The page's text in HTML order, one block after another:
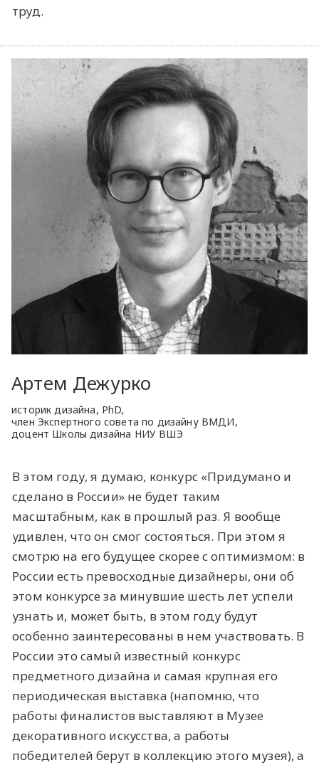
труд.
Артем Дежурко
историк дизайна, PhD,
член Экспертного совета по дизайну ВМДИ,
доцент Школы дизайна НИУ ВШЭ
В этом году, я думаю, конкурс «Придумано и
сделано в России» не будет таким
масштабным, как в прошлый раз. Я вообще
удивлен, что он смог состояться. При этом я
смотрю на его будущее скорее с оптимизмом: в
России есть превосходные дизайнеры, они об
этом конкурсе за минувшие шесть лет успели
узнать и, может быть, в этом году будут
особенно заинтересованы в нем участвовать. В
России это самый известный конкурс
предметного дизайна и самая крупная его
периодическая выставка (напомню, что
работы финалистов выставляют в Музее
декоративного искусства, а работы
победителей берут в коллекцию этого музея), а